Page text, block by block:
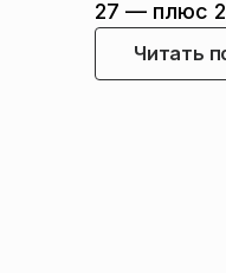
27 — плюс
Читать